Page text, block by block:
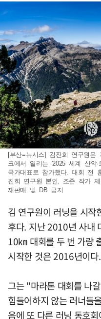
[부산=뉴시스] 김진희 연구원은
크에서 열리는 '2025 세계 산악·
국가대표로 참가했다. 대회 전
진희 연구원 본인, 조준 작가
재판매 및 DB 금지
김 연구원이 러닝을 시작
후다. 지난 2010년 사내
10㎞ 대회를 두 번 가량
시작한 것은 2016년이다.
그는 "마라톤 대회를 나
힘들어하지 않는 러너들
음에 또 다른 러닝 동호